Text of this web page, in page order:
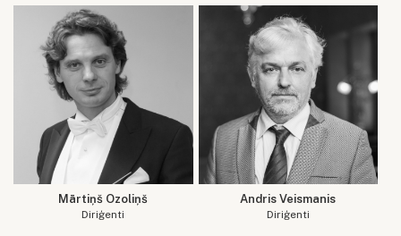
Mārtiņš Ozoliņš
Diriģenti
Andris Veismanis
Diriģenti